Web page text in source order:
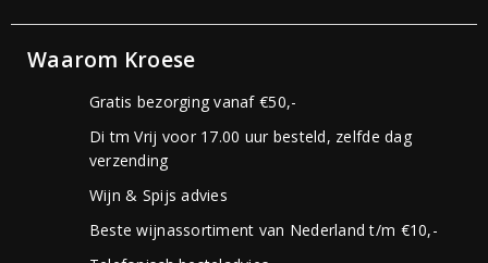
Waarom Kroese
Gratis bezorging vanaf €50,-
Di tm Vrij voor 17.00 uur besteld, zelfde dag
verzending
Wijn & Spijs advies
Beste wijnassortiment van Nederland t/m €10,-